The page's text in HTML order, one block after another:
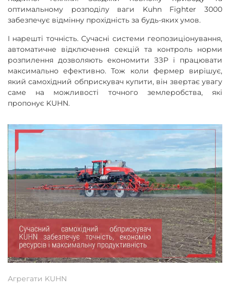
оптимальному розподілу ваги Kuhn Fighter 3000
забезпечує відмінну прохідність за будь-яких умов.
І нарешті точність. Сучасні системи геопозиціонування,
автоматичне відключення секцій та контроль норми
розпилення дозволяють економити ЗЗР і працювати
максимально ефективно. Тож коли фермер вирішує,
який самохідний обприскувач купити, він звертає увагу
саме на можливості точного землеробства, які
пропонує KUHN.
Агрегати KUHN